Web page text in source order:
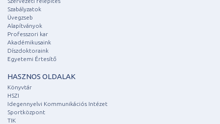
Szabályzatok
Üvegzseb
Alapítványok
Professzori kar
Akadémikusaink
Díszdoktoraink
Egyetemi Értesítő
HASZNOS OLDALAK
Könyvtár
HSZI
Idegennyelvi Kommunikációs Intézet
Sportközpont
TIK